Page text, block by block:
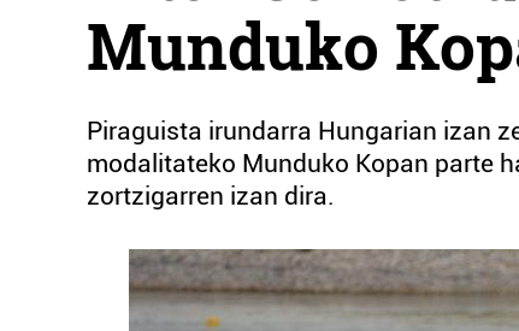
Munduko
Piraguista irundarra Hungarian izan
modalitateko Munduko Kopan parte
zortzigarren izan dira.